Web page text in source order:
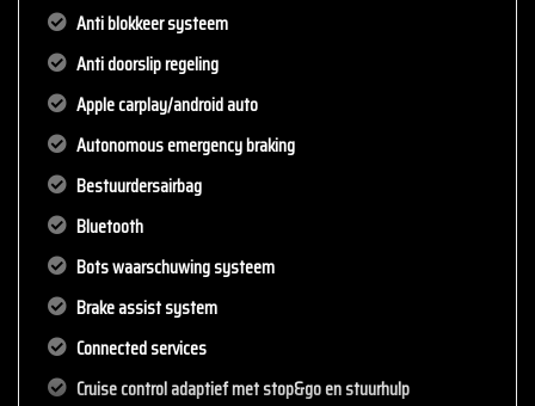
Anti blokkeer systeem
Anti doorslip regeling
Apple carplay/android auto
Autonomous emergency braking
Bestuurdersairbag
Bluetooth
Bots waarschuwing systeem
Brake assist system
Connected services
Cruise control adaptief met stop&go en stuurhulp